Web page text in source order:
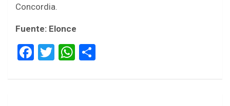
Concordia.
Fuente: Elonce
F
ce
T
tt
W
at ar